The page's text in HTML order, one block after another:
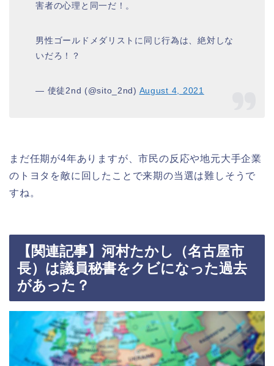
害者の心理と同一だ！。
男性ゴールドメダリストに同じ行為は、絶対しな
いだろ！？
— 使徒2nd (@sito_2nd) August 4, 2021
まだ任期が4年ありますが、市民の反応や地元大手企業
のトヨタを敵に回したことで来期の当選は難しそうで
すね。
【関連記事】河村たかし（名古屋市
長）は議員秘書をクビになった過去
があった？